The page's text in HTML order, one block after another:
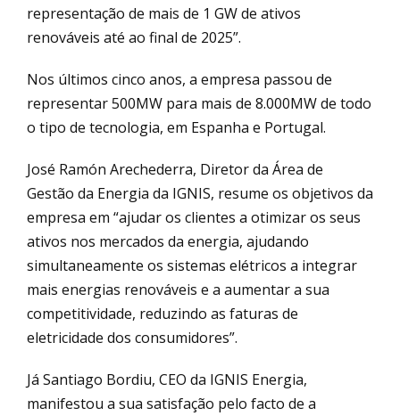
representação de mais de 1 GW de ativos
renováveis até ao final de 2025”.
Nos últimos cinco anos, a empresa passou de
representar 500MW para mais de 8.000MW de todo
o tipo de tecnologia, em Espanha e Portugal.
José Ramón Arechederra, Diretor da Área de
Gestão da Energia da IGNIS, resume os objetivos da
empresa em “ajudar os clientes a otimizar os seus
ativos nos mercados da energia, ajudando
simultaneamente os sistemas elétricos a integrar
mais energias renováveis e a aumentar a sua
competitividade, reduzindo as faturas de
eletricidade dos consumidores”.
Já Santiago Bordiu, CEO da IGNIS Energia,
manifestou a sua satisfação pelo facto de a